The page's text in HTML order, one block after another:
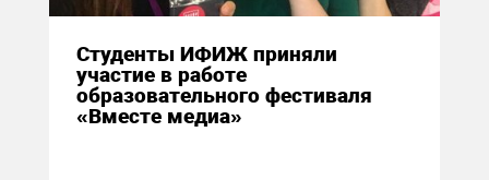
Студенты ИФИЖ приняли
участие в работе
образовательного фестиваля
«Вместе медиа»